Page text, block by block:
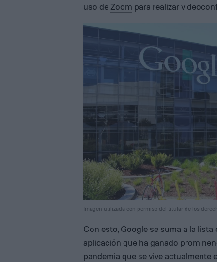
uso de Zoom para realizar
Imagen utilizada con permiso del titular de los
Con esto, Google se suma a la
aplicación que ha ganado
pandemia que se vive actualmente